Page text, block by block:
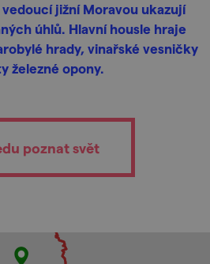
jižní Moravou ukazují
úhlů. Hlavní housle hraje
hrady, vinařské vesničky
železné opony.
poznat svět